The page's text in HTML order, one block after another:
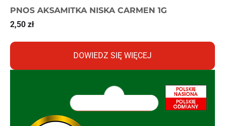
PNOS AKSAMITKA NISKA CARMEN 1G
2,50 zł
DOWIEDZ SIĘ WIĘCEJ